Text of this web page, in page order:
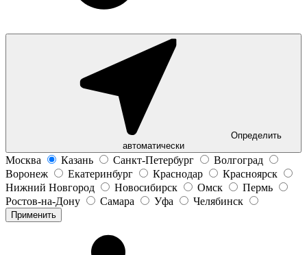
Определить
автоматически
Москва Казань Санкт-Петербург
Волгоград
Воронеж
Екатеринбург Краснодар
Красноярск
Нижний Новгород
Новосибирск Омск
Пермь
Ростов-на-Дону
Самара Уфа Челябинск
Применить